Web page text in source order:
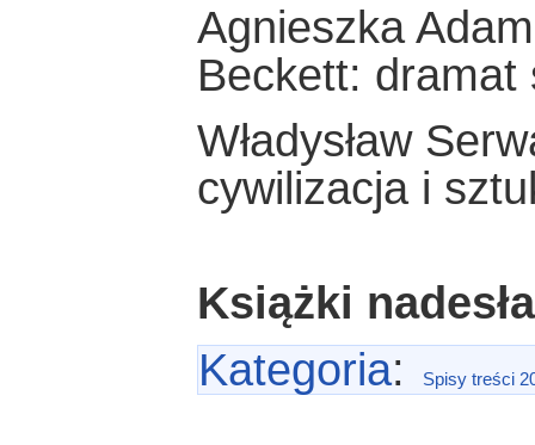
Agnieszka
Beckett: dramat
Władysław
cywilizacja i
Książki
Kategoria: Spisy treści